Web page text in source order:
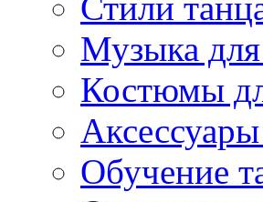
Стили
Музыка
Костюмы
Обучение